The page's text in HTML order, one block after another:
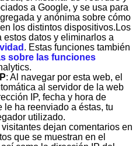
a Google, y se usa para
y anónima sobre cómo
los distintos dispositivos.Los
estos datos y eliminarlos a
. Estas funciones también
sobre las funciones
: Al navegar por esta web, el
al servidor de la web
IP, fecha y hora de
ha reenviado a éstas, tu
utilizado.
dejan comentarios en
que se muestran en el